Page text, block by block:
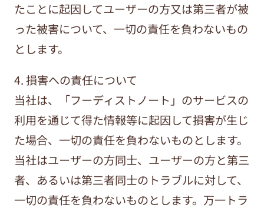
たことに起因してユーザーの方又は第三者が被
った被害について、一切の責任を負わないもの
とします。
4. 損害への責任について
当社は、「フーディストノート」のサービスの
利用を通じて得た情報等に起因して損害が生じ
た場合、一切の責任を負わないものとします。
当社はユーザーの方同士、ユーザーの方と第三
者、あるいは第三者同士のトラブルに対して、
一切の責任を負わないものとします。万一トラ